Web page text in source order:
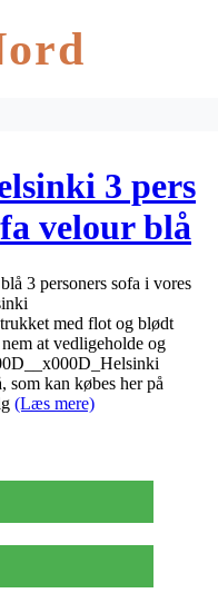
3 pers
velour blå
3 personers sofa i vores
med flot og blødt
at vedligeholde og
som kan købes her på
(Læs mere)